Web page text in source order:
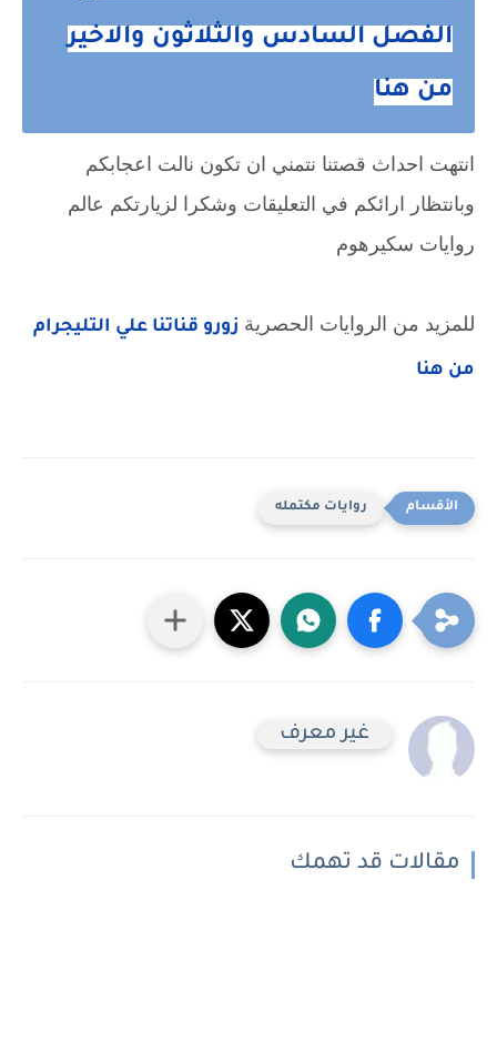
الفصل السادس والثلاثون والاخير
من هنا
انتهت احداث قصتنا نتمني ان تكون نالت اعجابكم
وبانتظار ارائكم في التعليقات وشكرا لزيارتكم عالم
روايات سكيرهوم
للمزيد من الروايات الحصرية زورو قناتنا علي التليجرام
من هنا
روايات مكتمله
غير معرف
مقالات قد تهمك